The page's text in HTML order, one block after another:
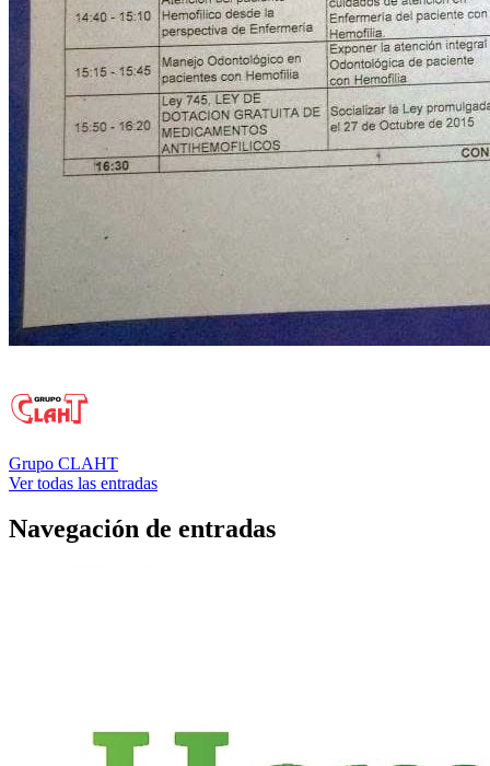
Grupo CLAHT
Ver todas las entradas
Navegación de entradas